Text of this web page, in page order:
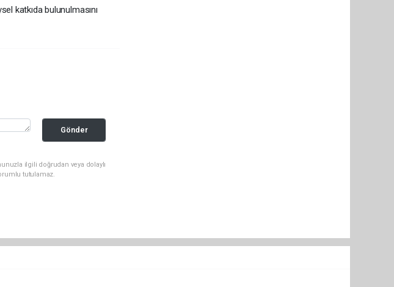
katkıda bulunulmasını
Gönder
ilgili doğrudan veya dolaylı
tutulamaz.